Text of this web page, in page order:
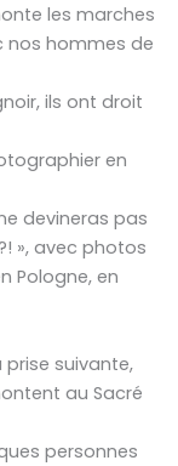
les marches
nos hommes de
ils ont droit
en
devineras pas
», avec photos
Pologne, en
prise suivante,
au Sacré
personnes